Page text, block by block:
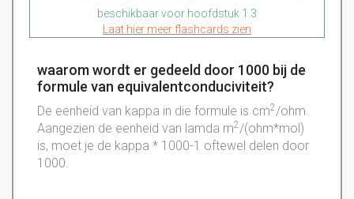
beschikbaar voor hoofdstuk 1.3
Laat hier meer flashcards zien
waarom wordt er gedeeld door 1000 bij de
formule van equivalentconduciviteit?
De eenheid van kappa in die formule is cm2/ohm.
Aangezien de eenheid van lamda m2/(ohm*mol)
is, moet je de kappa * 1000-1 oftewel delen door
1000.